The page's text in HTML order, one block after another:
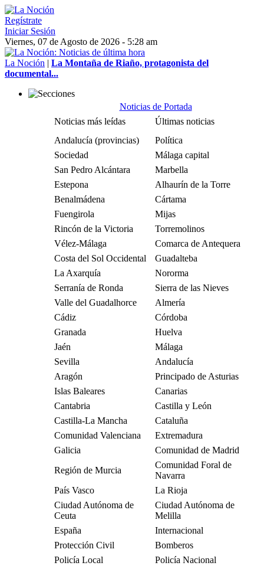
Regístrate
Iniciar Sesión
Viernes, 07 de Agosto de 2026 - 5:28 am
La Noción | La Montaña de Riaño, protagonista del
documental...
Noticias de Portada
Noticias más leídas
Últimas noticias
Andalucía (provincias)
Política
Sociedad
Málaga capital
San Pedro Alcántara
Marbella
Estepona
Alhaurín de la Torre
Benalmádena
Cártama
Fuengirola
Mijas
Rincón de la Victoria
Torremolinos
Vélez-Málaga
Comarca de Antequera
Costa del Sol Occidental
Guadalteba
La Axarquía
Nororma
Serranía de Ronda
Sierra de las Nieves
Valle del Guadalhorce
Almería
Cádiz
Córdoba
Granada
Huelva
Jaén
Málaga
Sevilla
Andalucía
Aragón
Principado de Asturias
Islas Baleares
Canarias
Cantabria
Castilla y León
Castilla-La Mancha
Cataluña
Comunidad Valenciana
Extremadura
Galicia
Comunidad de Madrid
Región de Murcia
Comunidad Foral de
Navarra
País Vasco
La Rioja
Ciudad Autónoma de
Ceuta
Ciudad Autónoma de
Melilla
España
Internacional
Protección Civil
Bomberos
Policía Local
Policía Nacional